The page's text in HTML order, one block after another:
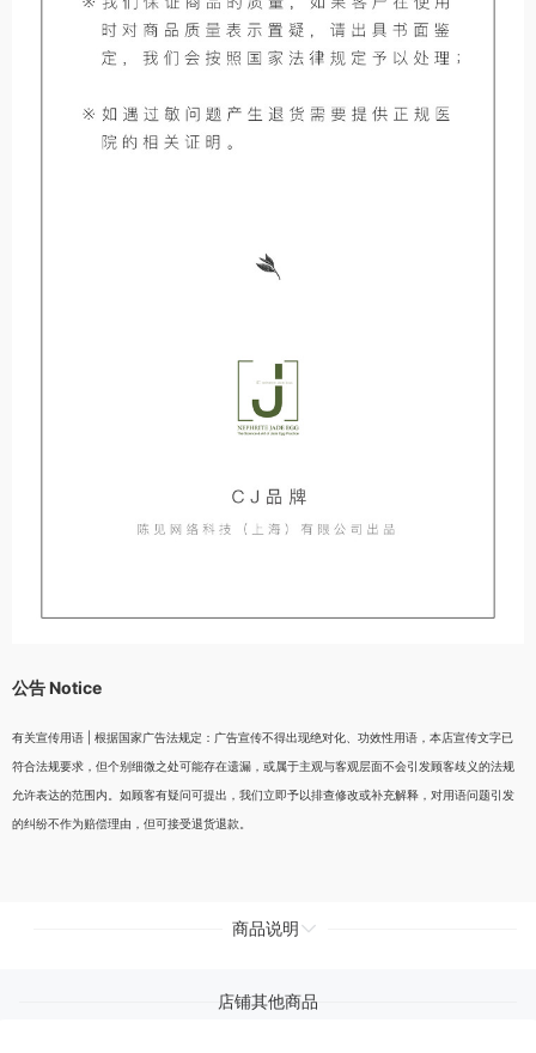
公告 Notice
有关宣传用语 | 根据国家广告法规定：广告宣传不得出现绝对化、功效性用语，本店宣传文字已
符合法规要求，但个别细微之处可能存在遗漏，或属于主观与客观层面不会引发顾客歧义的法规
允许表达的范围内。如顾客有疑问可提出，我们立即予以排查修改或补充解释，对用语问题引发
的纠纷不作为赔偿理由，但可接受退货退款。
商品说明
店铺其他商品